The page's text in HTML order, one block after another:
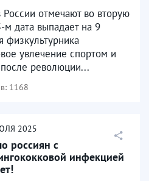
отмечают во вторую
м дата выпадает на 9
физкультурника
увлечение спортом и
революции...
1168
2025
россиян с
инфекцией